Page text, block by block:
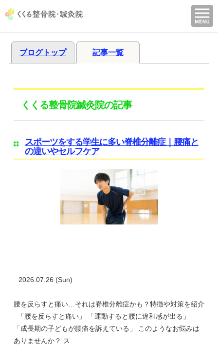
ブログトップ 記事一覧
くくる整骨院鍼灸院の記事
スポーツをする学生に多い脊椎分離症｜腰痛と
の違いやセルフケア
2026.07.26 (Sun)
腰を反らすと痛い…それは脊椎分離症かも？特徴や対策を紹介
「腰を反らすと痛い」 「運動すると腰に違和感が出る」
「成長期の子どもが腰痛を訴えている」 このようなお悩みは
ありませんか？ ス